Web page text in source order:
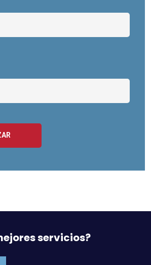
servicios?